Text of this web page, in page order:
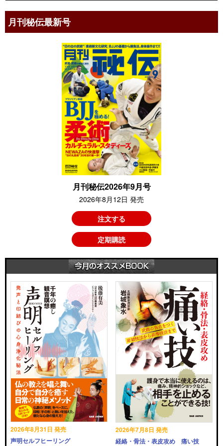
月刊秘伝最新号
月刊秘伝2026年9月号
2026年8月12日 発売
注文する
定期購読
2026年8月31日 発売
声明セルフヒーリング
2026年7月8日 発売
経絡・骨法・表皮攻め 痛い技